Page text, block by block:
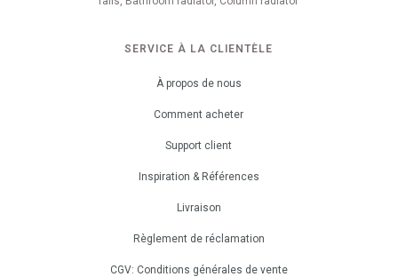
SERVICE À LA CLIENTÈLE
À propos de nous
Comment acheter
Support client
Inspiration & Références
Livraison
Règlement de réclamation
CGV: Conditions générales de vente